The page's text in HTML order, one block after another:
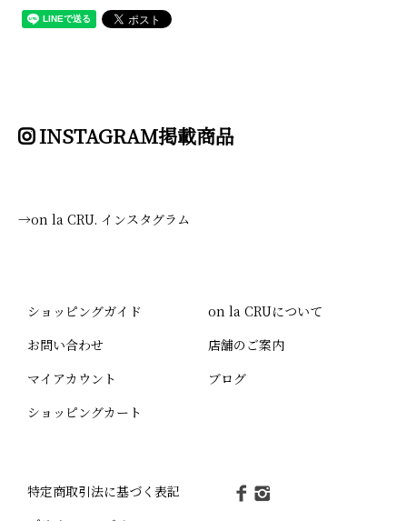
INSTAGRAM掲載商品
→on la CRU. インスタグラム
ショッピングガイド
お問い合わせ
マイアカウント
ショッピングカート
on la CRUについて
店舗のご案内
ブログ
特定商取引法に基づく表記